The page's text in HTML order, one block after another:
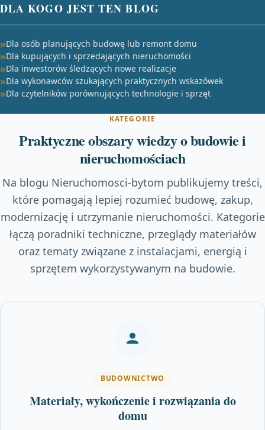
DLA KOGO JEST TEN BLOG
Dla osób planujących budowę lub remont domu
Dla kupujących i sprzedających nieruchomości
Dla inwestorów śledzących nowe realizacje
Dla wykonawców szukających praktycznych wskazówek
Dla czytelników porównujących technologie i sprzęt
KATEGORIE
Praktyczne obszary wiedzy o budowie i
nieruchomościach
Na blogu Nieruchomosci-bytom publikujemy treści,
które pomagają lepiej rozumieć budowę, zakup,
modernizację i utrzymanie nieruchomości. Kategorie
łączą poradniki techniczne, przeglądy materiałów
oraz tematy związane z instalacjami, energią i
sprzętem wykorzystywanym na budowie.
BUDOWNICTWO
Materiały, wykończenie i rozwiązania do
domu